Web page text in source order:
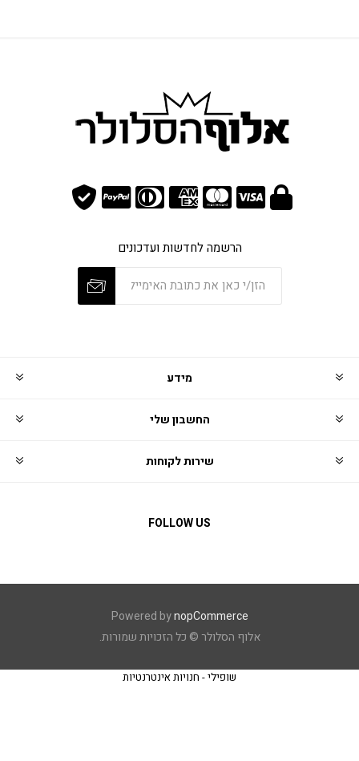
הרשמה לחדשות ועדכונים
מידע
החשבון שלי
שירות לקוחות
FOLLOW US
Powered bynopCommerce
אלוף הסלולר © כל הזכויות שמורות.
שופילי - חנויות אינטרנטיות